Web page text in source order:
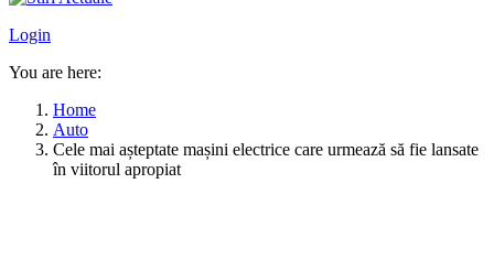
Login
You are here:
Home
Auto
Cele mai așteptate mașini electrice care urmează să fie lansate
în viitorul apropiat